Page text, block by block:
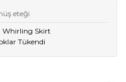
eteği
Whirling Skirt
Tükendi